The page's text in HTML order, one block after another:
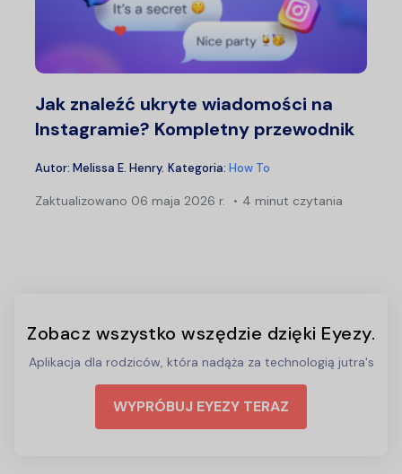
Jak znaleźć ukryte wiadomości na
Instagramie? Kompletny przewodnik
Autor: Melissa E. Henry. Kategoria: How To
Zaktualizowano 06 maja 2026 r. 4 minut czytania
Zobacz wszystko wszędzie dzięki Eyezy.
Aplikacja dla rodziców, która nadąża za technologią jutra's
WYPRÓBUJ EYEZY TERAZ